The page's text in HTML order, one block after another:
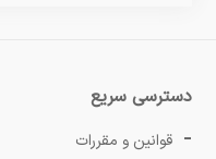
دسترسی سریع
قوانین و مقررات